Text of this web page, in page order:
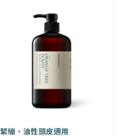
緊繃、油性頭皮適用